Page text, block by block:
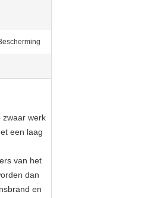
zwaar werk
een laag
van het
dan
en